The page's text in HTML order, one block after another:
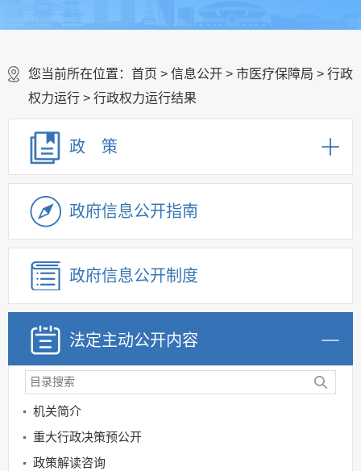
您当前所在位置： 首页 > 信息公开 > 市医疗保障局 > 行政
权力运行 > 行政权力运行结果
政 策
政府信息公开指南
政府信息公开制度
法定主动公开内容
机关简介
重大行政决策预公开
政策解读咨询